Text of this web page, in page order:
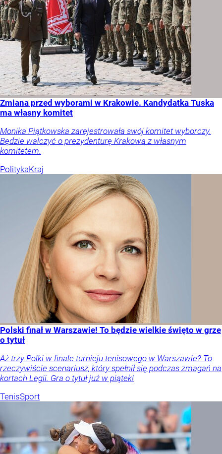
Zmiana przed wyborami w Krakowie. Kandydatka Tuska
ma własny komitet
Monika Piątkowska zarejestrowała swój komitet wyborczy.
Będzie walczyć o prezydenturę Krakowa z własnym
komitetem.
PolitykaKraj
Polski finał w Warszawie! To będzie wielkie święto w grze
o tytuł
Aż trzy Polki w finale turnieju tenisowego w Warszawie? To
rzeczywiście scenariusz, który spełnił się podczas zmagań na
kortach Legii. Gra o tytuł już w piątek!
TenisSport